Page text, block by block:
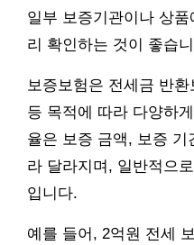
일부 보증기관이나 상
리 확인하는 것이 좋습
보증보험은 전세금 반
등 목적에 따라 다양하
율은 보증 금액, 보증
라 달라지며, 일반적으
입니다.
예를 들어, 2억원 전세